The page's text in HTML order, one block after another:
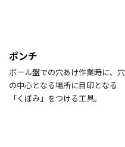
ポンチ
ボール盤での穴あけ作業時に、穴
の中心となる場所に目印となる
「くぼみ」をつける工具。